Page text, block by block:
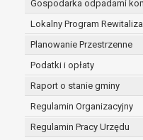
Gospodarka odpadami
Lokalny Program
Planowanie Przestrzenne
Podatki i opłaty
Raport o stanie gminy
Regulamin Organizacyjny
Regulamin Pracy Urzędu
zadań
nadrzędne
zawarcia i
ochrony
dane
wykonania
interesie
sprawowania